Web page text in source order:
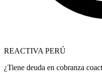
REACTIVA PERÚ
¿Tiene deuda en cobranza